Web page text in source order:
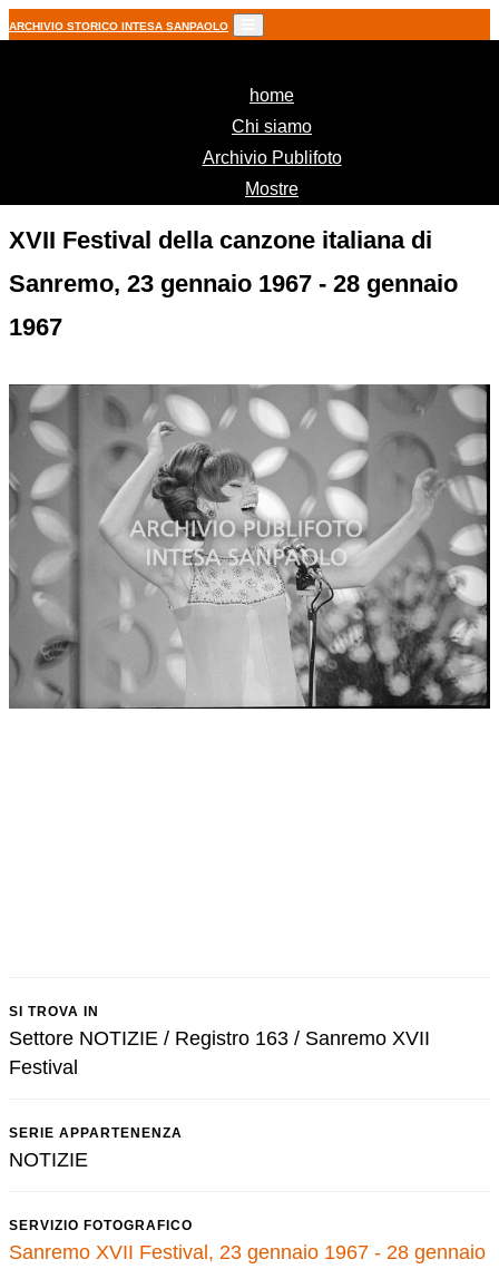
ARCHIVIO STORICO INTESA SANPAOLO
home(current)
Chi siamo
Archivio Publifoto
Mostre
XVII Festival della canzone italiana di
Sanremo, 23 gennaio 1967 - 28 gennaio
1967
SI TROVA IN
Settore NOTIZIE / Registro 163 / Sanremo XVII
Festival
SERIE APPARTENENZA
NOTIZIE
SERVIZIO FOTOGRAFICO
Sanremo XVII Festival, 23 gennaio 1967 - 28 gennaio